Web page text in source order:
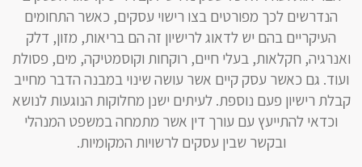
הנדרשים לכך מפורטים בצו רישוי עסקים, כאשר התחומים
העיקריים בהם יש לדאוג לרישיון זה הם בריאות, מזון, דלק
ואנרגיה, חקלאות, בעלי חיים, רוקחות וקוסמטיקה, מים, פסולת
ועוד. גם כאשר עסק קיים אשר עושה שינוי במבנה הדבר מחייב
קבלת רישיון פעם נוספת. לעיתים ישנן מחלוקות הנוגעות לנושא
וכדאי להתייעץ עם עורך דין אשר מתמחה במשפט המנהלי
ובקשר שבין עסקים לרשויות המקומיות.